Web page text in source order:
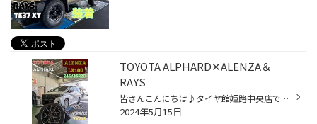
TOYOTA ALPHARD✕ALENZA＆
RAYS
皆さんこんにちは♪タイヤ館姫路中央店です！ 本日はアルファードのホイール＆タイヤ装着をご紹介致します（≧∇≦） 今回ご購入頂いたホイールはRAYS VERSUS VV21Sになります。 RAYS VERSUS VV21Sはコチラ そして装着したタイヤはALENZA LX100になります。 ALENZA LX100の詳細はコチラ アレンザはブリ...
2024年5月15日